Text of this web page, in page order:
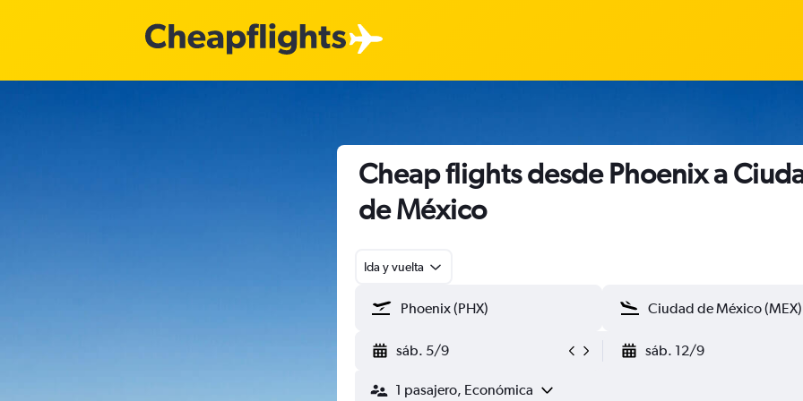
Cheap flights desde Phoenix a
de México
Ida y vuelta
sáb. 5/9 sáb. 12/9
1 pasajero, Económica